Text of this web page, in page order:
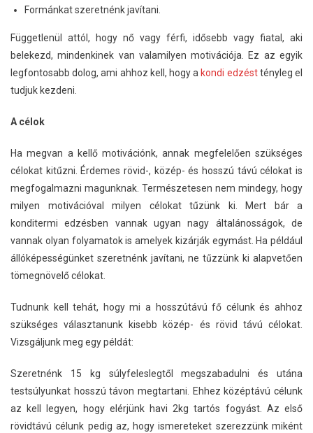
Formánkat szeretnénk javítani.
Függetlenül attól, hogy nő vagy férfi, idősebb vagy fiatal, aki
belekezd, mindenkinek van valamilyen motivációja. Ez az egyik
legfontosabb dolog, ami ahhoz kell, hogy a kondi edzésttényleg el
tudjuk kezdeni.
A célok
Ha megvan a kellő motivációnk, annak megfelelően szükséges
célokat kitűzni. Érdemes rövid-, közép- és hosszú távú célokat is
megfogalmazni magunknak. Természetesen nem mindegy, hogy
milyen motivációval milyen célokat tűzünk ki. Mert bár a
konditermi edzésben vannak ugyan nagy általánosságok, de
vannak olyan folyamatok is amelyek kizárják egymást. Ha például
állóképességünket szeretnénk javítani, ne tűzzünk ki alapvetően
tömegnövelő célokat.
Tudnunk kell tehát, hogy mi a hosszútávú fő célunk és ahhoz
szükséges választanunk kisebb közép- és rövid távú célokat.
Vizsgáljunk meg egy példát:
Szeretnénk 15 kg súlyfeleslegtől megszabadulni és utána
testsúlyunkat hosszú távon megtartani. Ehhez középtávú célunk
az kell legyen, hogy elérjünk havi 2kg tartós fogyást. Az első
rövidtávú célunk pedig az, hogy ismereteket szerezzünk miként